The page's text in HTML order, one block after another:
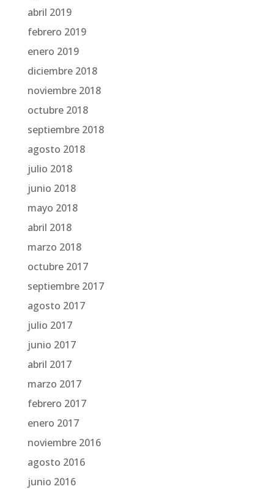
abril 2019
febrero 2019
enero 2019
diciembre 2018
noviembre 2018
octubre 2018
septiembre 2018
agosto 2018
julio 2018
junio 2018
mayo 2018
abril 2018
marzo 2018
octubre 2017
septiembre 2017
agosto 2017
julio 2017
junio 2017
abril 2017
marzo 2017
febrero 2017
enero 2017
noviembre 2016
agosto 2016
junio 2016